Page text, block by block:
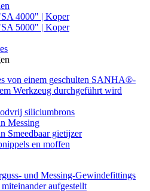
4000" | Koper
5000" | Koper
siliciumbrons
Messing
Smeedbaar gietijzer
en moffen